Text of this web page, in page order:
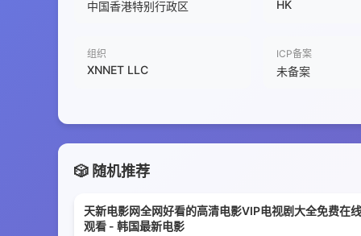
中国香港特别行政区 HK
组织
XNNET LLC
ICP备案
未备案
🎲 随机推荐
天新电影网全网好看的高清电影VIP电视剧大全免费在线
观看 - 韩国最新电影